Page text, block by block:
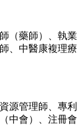
（藥師）、執業
、中醫康複理療
源管理師、專利
中會）、注冊會